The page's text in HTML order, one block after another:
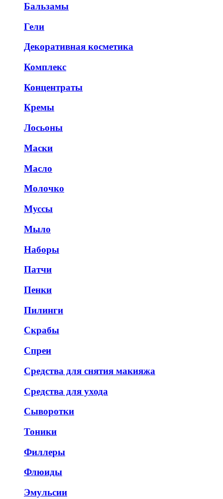
Бальзамы
Гели
Декоративная косметика
Комплекс
Концентраты
Кремы
Лосьоны
Маски
Масло
Молочко
Муссы
Мыло
Наборы
Патчи
Пенки
Пилинги
Скрабы
Спреи
Средства для снятия макияжа
Средства для ухода
Сыворотки
Тоники
Филлеры
Флюиды
Эмульсии